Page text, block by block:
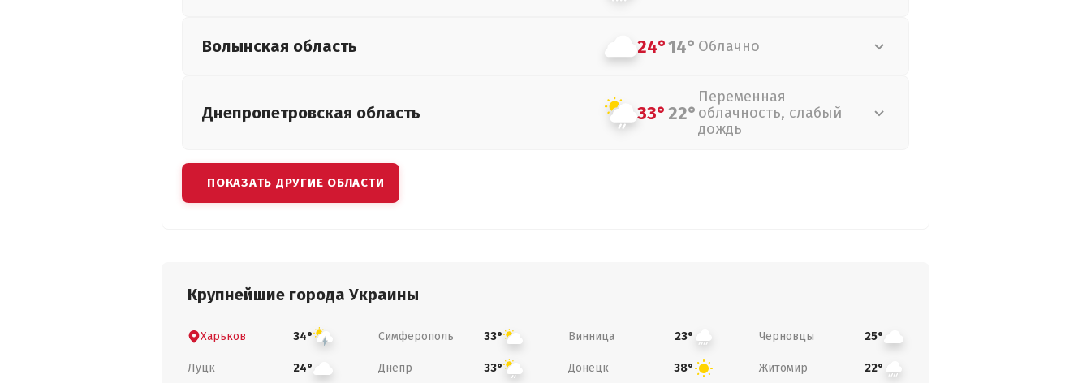
Волынская область 24°14° Облачно
Днепропетровская область 33°22°
Переменная
облачность, слабый
дождь
ПОКАЗАТЬ ДРУГИЕ ОБЛАСТИ
Крупнейшие города Украины
Харьков 34° Симферополь 33° Винница 23° Черновцы 25°
Луцк 24° Днепр 33° Донецк 38° Житомир 22°